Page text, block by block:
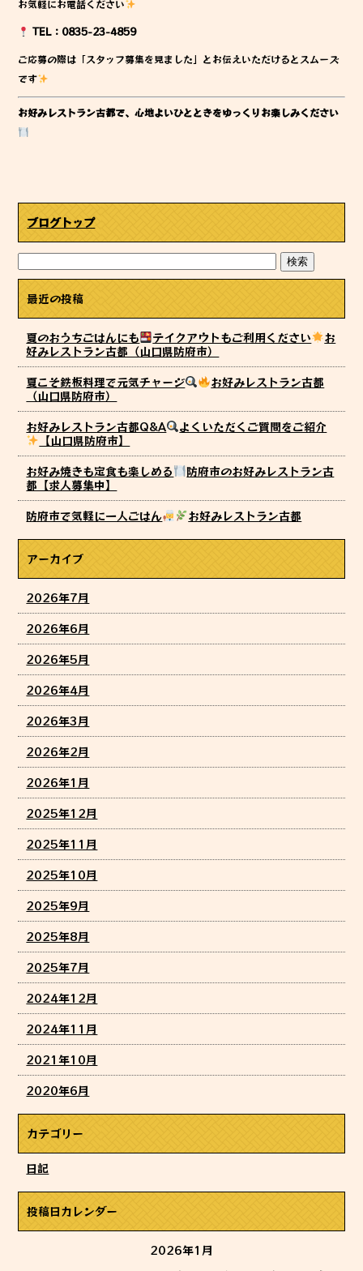
お気軽にお電話ください
TEL：0835-23-4859
ご応募の際は「スタッフ募集を見ました」とお伝えいただけるとスムーズ
です
お好みレストラン古都で、心地よいひとときをゆっくりお楽しみください
ブログトップ
最近の投稿
夏のおうちごはんにも テイクアウトもご利用ください
お
好みレストラン古都（山口県防府市）
夏こそ鉄板料理で元気チャージ
お好みレストラン古都
（山口県防府市）
お好みレストラン古都Q&A
よくいただくご質問をご紹介
【山口県防府市】
お好み焼きも定食も楽しめる
防府市のお好みレストラン古
都【求人募集中】
防府市で気軽に一人ごはん
お好みレストラン古都
アーカイブ
2026年7月
2026年6月
2026年5月
2026年4月
2026年3月
2026年2月
2026年1月
2025年12月
2025年11月
2025年10月
2025年9月
2025年8月
2025年7月
2024年12月
2024年11月
2021年10月
2020年6月
カテゴリー
日記
投稿日カレンダー
2026年1月